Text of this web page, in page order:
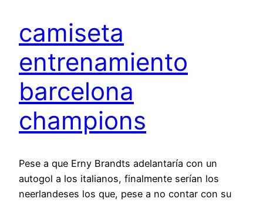
camiseta
entrenamiento
barcelona
champions
Pese a que Erny Brandts adelantaría con un
autogol a los italianos, finalmente serían los
neerlandeses los que, pese a no contar con su